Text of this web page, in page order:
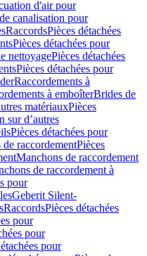
d'air pour
canalisation pour
RaccordsPièces détachées
Pièces détachées pour
nettoyagePièces détachées
Pièces détachées pour
Raccordements à
à emboîterBrides de
matériauxPièces
sur d’autres
Pièces détachées pour
de raccordementPièces
Manchons de raccordement
de raccordement à
pour
Geberit Silent-
RaccordsPièces détachées
pour
pour
pour